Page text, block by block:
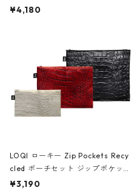
ミエ-B ショルダーバッグ グロスピ
¥4,180
LOQI ローキー Zip Pockets Recy
cled ポーチセット ジップポケット
ファスナーポーチ 撥水加工 トラベ
¥3,190